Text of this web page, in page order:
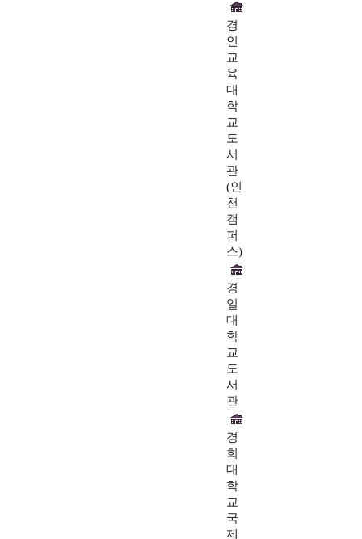
경
인
교
육
대
학
교
도
서
관
(인
천
캠
퍼
스)
경
일
대
학
교
도
서
관
경
희
대
학
교
국
제